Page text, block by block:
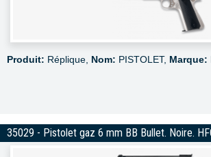
Produit: Réplique, Nom: PISTOLET, Marque:
35029 - Pistolet gaz 6 mm BB Bullet. Noire.